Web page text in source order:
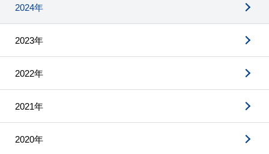
2024年
2023年
2022年
2021年
2020年